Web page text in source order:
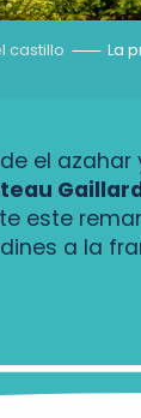
castillo La
el
este
a la